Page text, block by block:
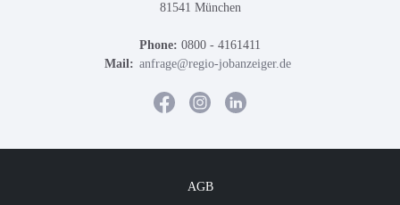
81541 München
Phone: 0800 - 4161411
Mail: anfrage@regio-jobanzeiger.de
AGB